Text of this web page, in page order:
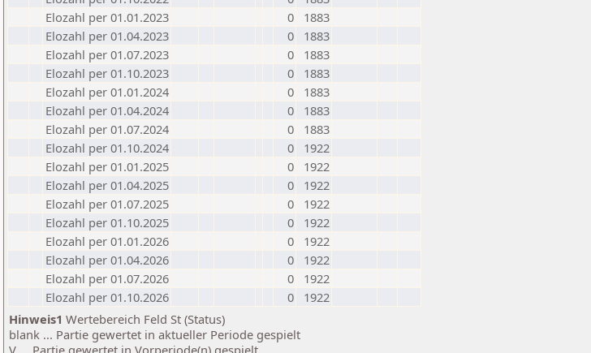
Elozahl per 01.01.2023
0
1883
Elozahl per 01.04.2023
0
1883
Elozahl per 01.07.2023
0
1883
Elozahl per 01.10.2023
0
1883
Elozahl per 01.01.2024
0
1883
Elozahl per 01.04.2024
0
1883
Elozahl per 01.07.2024
0
1883
Elozahl per 01.10.2024
0
1922
Elozahl per 01.01.2025
0
1922
Elozahl per 01.04.2025
0
1922
Elozahl per 01.07.2025
0
1922
Elozahl per 01.10.2025
0
1922
Elozahl per 01.01.2026
0
1922
Elozahl per 01.04.2026
0
1922
Elozahl per 01.07.2026
0
1922
Elozahl per 01.10.2026
0
1922
Hinweis1 Wertebereich Feld St (Status)
blank ... Partie gewertet in aktueller Periode gespielt
V ... Partie gewertet in Vorperiode(n) gespielt